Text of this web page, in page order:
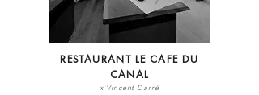
RESTAURANT LE CAFE DU
CANAL
x Vincent Darré